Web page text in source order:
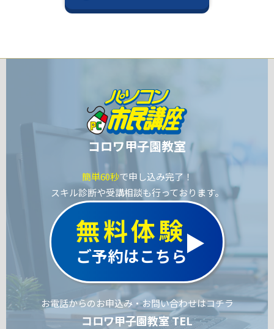
コロワ甲子園教室
簡単60秒で申し込み完了！
スキル診断や受講相談も行っております。
無料体験
ご予約はこちら
お電話からのお申込み・お問い合わせはコチラ
コロワ甲子園教室 TEL